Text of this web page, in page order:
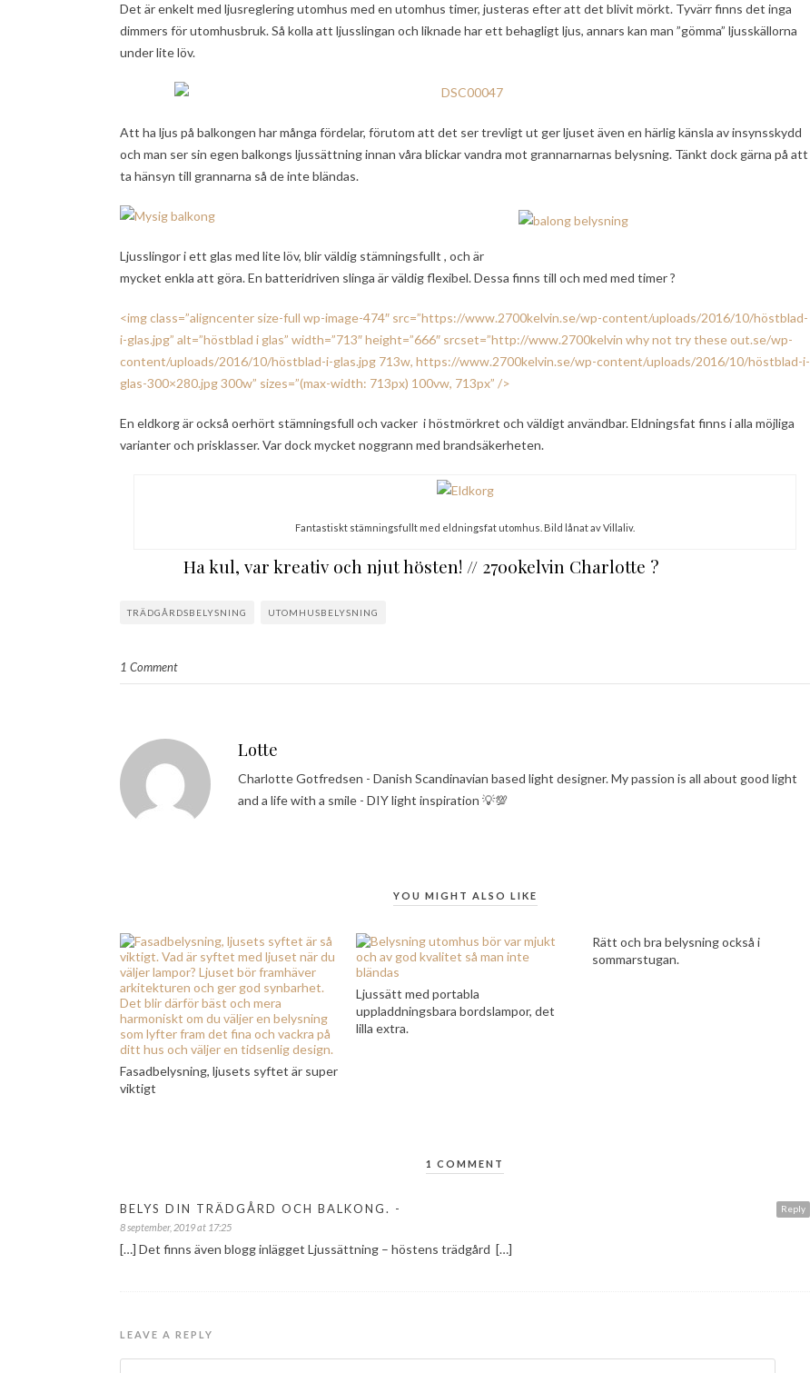
Det är enkelt med ljusreglering utomhus med en utomhus timer, justeras efter att det blivit mörkt. Tyvärr finns det inga
dimmers för utomhusbruk. Så kolla att ljusslingan och liknade har ett behagligt ljus, annars kan man ”gömma” ljusskällorna
under lite löv.
Att ha ljus på balkongen har många fördelar, förutom att det ser trevligt ut ger ljuset även en härlig känsla av insynsskydd
och man ser sin egen balkongs ljussättning innan våra blickar vandra mot grannarnarnas belysning. Tänkt dock gärna på att
ta hänsyn till grannarna så de inte bländas.
Ljusslingor i ett glas med lite löv, blir väldig stämningsfullt , och är
mycket enkla att göra. En batteridriven slinga är väldig flexibel. Dessa finns till och med med timer ?
<img class=”aligncenter size-full wp-image-474″ src=”https://www.2700kelvin.se/wp-content/uploads/2016/10/höstblad-
i-glas.jpg” alt=”höstblad i glas” width=”713″ height=”666″ srcset=”http://www.2700kelvin why not try these out.se/wp-
content/uploads/2016/10/höstblad-i-glas.jpg 713w, https://www.2700kelvin.se/wp-content/uploads/2016/10/höstblad-i-
glas-300×280.jpg 300w” sizes=”(max-width: 713px) 100vw, 713px” />
En eldkorg är också oerhört stämningsfull och vacker i höstmörkret och väldigt användbar. Eldningsfat finns i alla möjliga
varianter och prisklasser. Var dock mycket noggrann med brandsäkerheten.
Fantastiskt stämningsfullt med eldningsfat utomhus. Bild lånat av Villaliv.
Ha kul, var kreativ och njut hösten! // 2700kelvin Charlotte ?
TRÄDGÅRDSBELYSNING UTOMHUSBELYSNING
1 Comment
Lotte
Charlotte Gotfredsen - Danish Scandinavian based light designer. My passion is all about good light
and a life with a smile - DIY light inspiration 💡💯
YOU MIGHT ALSO LIKE
Fasadbelysning, ljusets syftet är super
viktigt
Ljussätt med portabla
uppladdningsbara bordslampor, det
lilla extra.
Rätt och bra belysning också i
sommarstugan.
1 COMMENT
Reply
BELYS DIN TRÄDGÅRD OCH BALKONG. -
8 september, 2019 at 17:25
[…] Det finns även blogg inlägget Ljussättning – höstens trädgård […]
LEAVE A REPLY